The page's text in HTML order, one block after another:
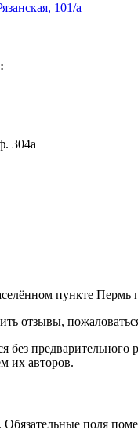
101/а
304а
пункте Пермь
отзывы,
без предварительного
их авторов.
Обязательные поля